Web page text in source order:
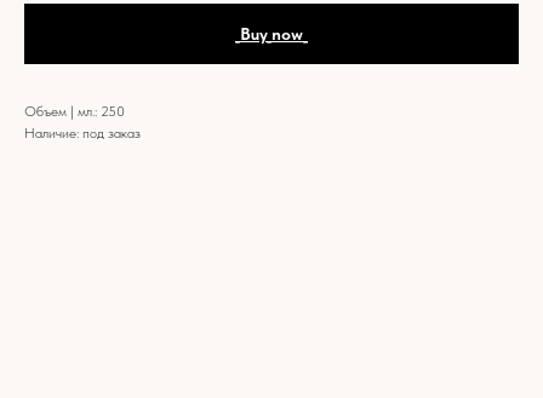
_Buy_now_
Объем | мл.: 250
Наличие: под заказ